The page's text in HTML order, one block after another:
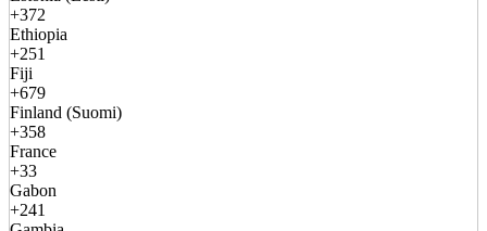
+372
Ethiopia
+251
Fiji
+679
Finland (Suomi)
+358
France
+33
Gabon
+241